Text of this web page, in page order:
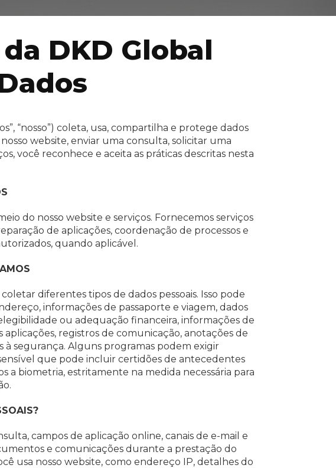
DKD Global
“nosso”) coleta, usa, compartilha e protege dados
website, enviar uma consulta, solicitar uma
você reconhece e aceita as práticas descritas nesta
do nosso website e serviços. Fornecemos serviços
de aplicações, coordenação de processos e
quando aplicável.
diferentes tipos de dados pessoais. Isso pode
informações de passaporte e viagem, dados
ou adequação financeira, informações de
registros de comunicação, anotações de
à segurança. Alguns programas podem exigir
que pode incluir certidões de antecedentes
a biometria, estritamente na medida necessária para
campos de aplicação online, canais de e-mail e
e comunicações durante a prestação do
usa nosso website, como endereço IP, detalhes do